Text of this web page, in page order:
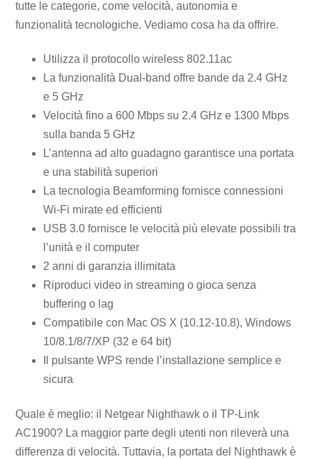
tutte le categorie, come velocità, autonomia e
funzionalità tecnologiche. Vediamo cosa ha da offrire.
Utilizza il protocollo wireless 802.11ac
La funzionalità Dual-band offre bande da 2.4 GHz
e 5 GHz
Velocità fino a 600 Mbps su 2.4 GHz e 1300 Mbps
sulla banda 5 GHz
L’antenna ad alto guadagno garantisce una portata
e una stabilità superiori
La tecnologia Beamforming fornisce connessioni
Wi-Fi mirate ed efficienti
USB 3.0 fornisce le velocità più elevate possibili tra
l’unità e il computer
2 anni di garanzia illimitata
Riproduci video in streaming o gioca senza
buffering o lag
Compatibile con Mac OS X (10.12-10.8), Windows
10/8.1/8/7/XP (32 e 64 bit)
Il pulsante WPS rende l’installazione semplice e
sicura
Quale è meglio: il Netgear Nighthawk o il TP-Link
AC1900? La maggior parte degli utenti non rileverà una
differenza di velocità. Tuttavia, la portata del Nighthawk è